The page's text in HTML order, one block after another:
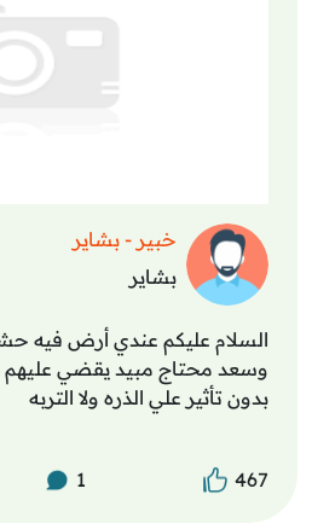
خبير - بشاير
بشاير
السلام عليكم عندي أرض فيه
وسعد محتاج مبيد يقضي عليهم
بدون تأثير علي الذره ولا التربه
467
1